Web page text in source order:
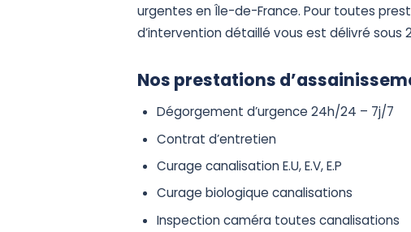
urgentes en Île-de-France. Pour toutes
d’intervention détaillé vous est délivré sous
Nos prestations
Dégorgement d’urgence 24h/24 – 7j/7
Contrat d’entretien
Curage canalisation E.U, E.V, E.P
Curage biologique canalisations
Inspection caméra toutes canalisations